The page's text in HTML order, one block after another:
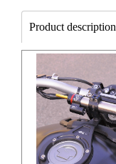
Product description